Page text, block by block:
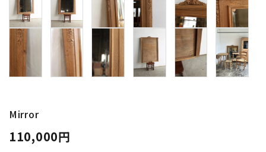
デザイナーまとめ
アフターケア
メンテナンスについて
納品事例
Mirror
110,000円